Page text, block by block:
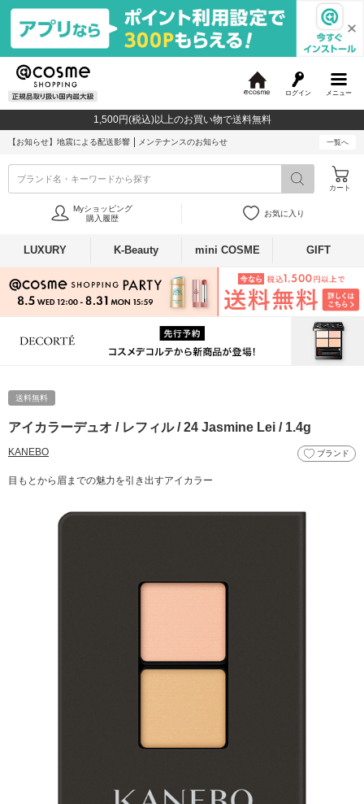
メニュー
ログイン
c
o
1,500円(税込)以上のお買い物で送料無料
【お知らせ】 地震による配送影響 メンテナンスのお知らせ 一覧へ
ブランド名・キーワードから探す
カート
Myショッピング
購入履歴
お気に入り
LUXURY K-Beauty mini COSME GIFT
送料無料
アイカラーデュオ / レフィル / 24 Jasmine Lei / 1.4g
KANEBO ブランド
目もとから眉までの魅力を引き出すアイカラー